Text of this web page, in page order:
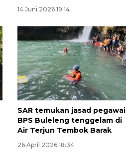
14 Juni 2026 19:14
SAR temukan jasad pegawai
BPS Buleleng tenggelam di
Air Terjun Tembok Barak
26 April 2026 18:34